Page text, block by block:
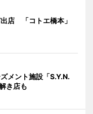
店 「コトエ橋本」
メント施設「S.Y.N.
き店も